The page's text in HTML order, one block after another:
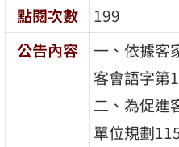
點閱次數
199
公告內容
一、依據客
客會語字第
二、為促進
單位規劃